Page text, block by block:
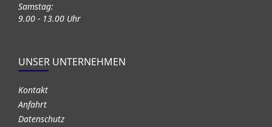
Samstag:
9.00 - 13.00 Uhr
UNSER UNTERNEHMEN
Kontakt
Anfahrt
Datenschutz